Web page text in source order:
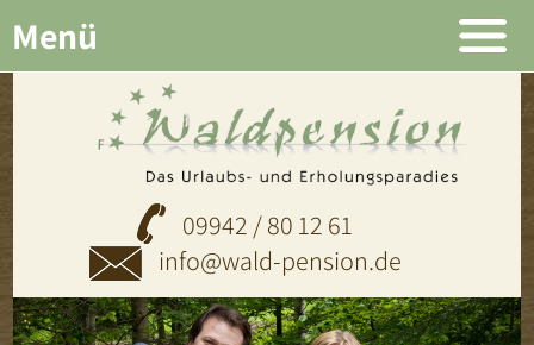
09942 / 80 12 61
info@wald-pension.de
Menü